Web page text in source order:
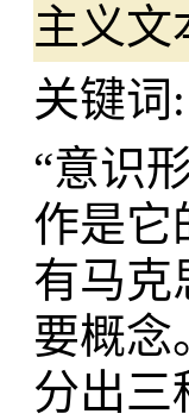
主义文
关键词:
“意识
作是它
有马克
要概念
分出三